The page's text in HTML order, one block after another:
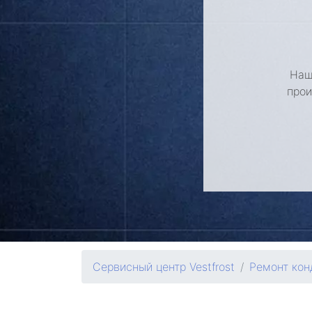
Сервисный центр Vestfrost Ремонт